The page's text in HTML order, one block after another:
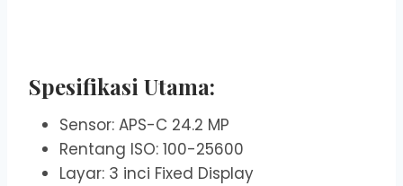
Spesifikasi Utama:
Sensor: APS-C 24.2 MP
Rentang ISO: 100-25600
Layar: 3 inci Fixed Display